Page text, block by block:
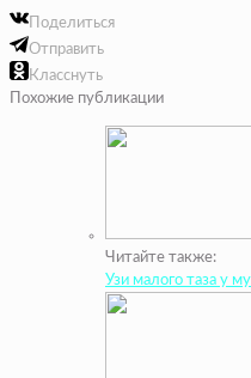
Поделиться
Отправить
Класснуть
Похожие публикации
Читайте также:
Узи малого таза у